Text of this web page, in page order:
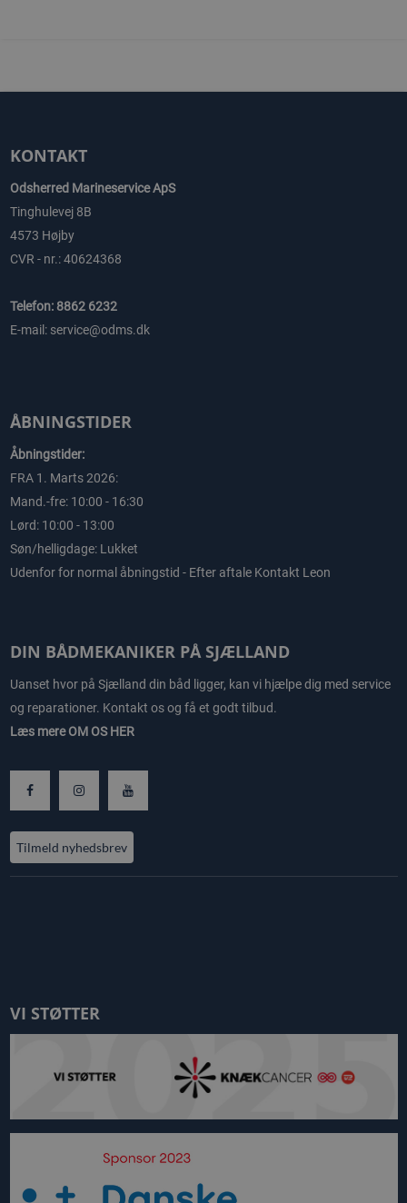
KONTAKT
Odsherred Marineservice ApS
Tinghulevej 8B
4573 Højby
CVR - nr.: 40624368
Telefon: 8862 6232
E-mail: service@odms.dk
ÅBNINGSTIDER
Åbningstider:
FRA 1. Marts 2026:
Mand.-fre: 10:00 - 16:30
Lørd: 10:00 - 13:00
Søn/helligdage: Lukket
Udenfor for normal åbningstid - Efter aftale Kontakt Leon
DIN BÅDMEKANIKER PÅ SJÆLLAND
Uanset hvor på Sjælland din båd ligger, kan vi hjælpe dig med service
og reparationer. Kontakt os og få et godt tilbud.
Læs mereOM OS HER
Tilmeld nyhedsbrev
VI STØTTER